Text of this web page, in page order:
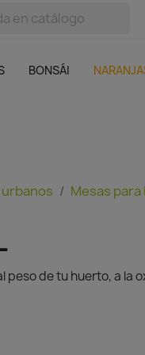
BONSÁI
Mesas
de tu huerto, a la